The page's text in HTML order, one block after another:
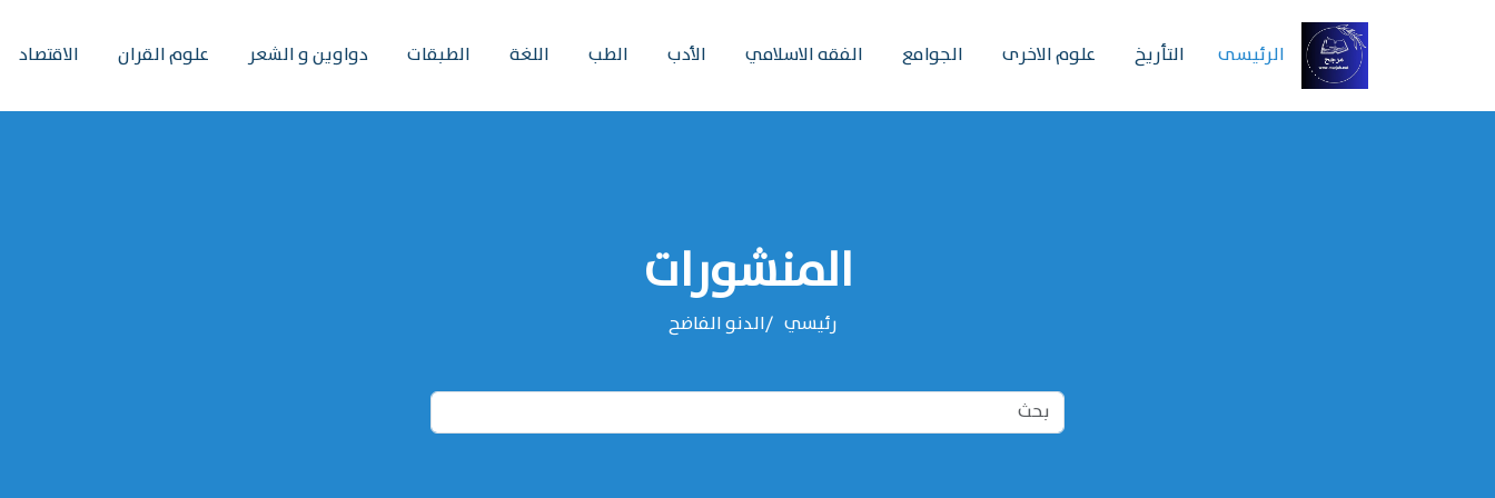
الرئیسی التأريخ علوم الاخرى الجوامع الفقه الاسلامي الأدب الطب اللغة الطبقات دواوين و الشعر علوم القران الاقتصاد
المنشورات
رئيسي الدنو الفاضح